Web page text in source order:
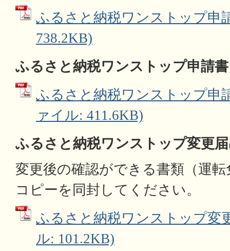
ふるさと納税ワンストップ申
738.2KB)
ふるさと納税ワンストップ申請
ふるさと納税ワンストップ申
ァイル: 411.6KB)
ふるさと納税ワンストップ変更
変更後の確認ができる書類（運
コピーを同封してください。
ふるさと納税ワンストップ変
ル: 101.2KB)